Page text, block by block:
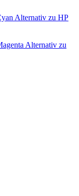
Alternativ zu HP
Alternativ zu